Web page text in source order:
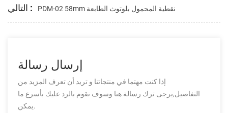
التالي : PDM-02 58mm نقطية المحمول بلوتوث الطابعة
إرسال رسالة
إذا كنت مهتما في منتجاتنا و تريد أن تعرف المزيد من
التفاصيل,يرجى ترك رسالة هنا وسوف نقوم بالرد عليك بأسرع ما
يمكن.